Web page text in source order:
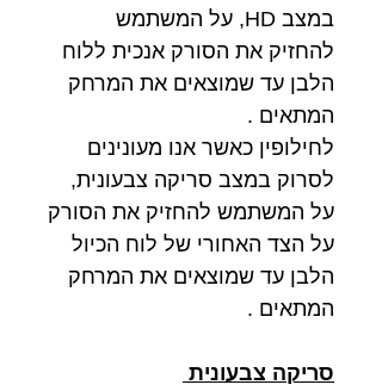
במצב HD, על המשתמש
להחזיק את הסורק אנכית ללוח
הלבן עד שמוצאים את המרחק
המתאים .
לחילופין כאשר אנו מעונינים
לסרוק במצב סריקה צבעונית,
על המשתמש להחזיק את הסורק
על הצד האחורי של לוח הכיול
הלבן עד שמוצאים את המרחק
המתאים .
סריקה צבעונית